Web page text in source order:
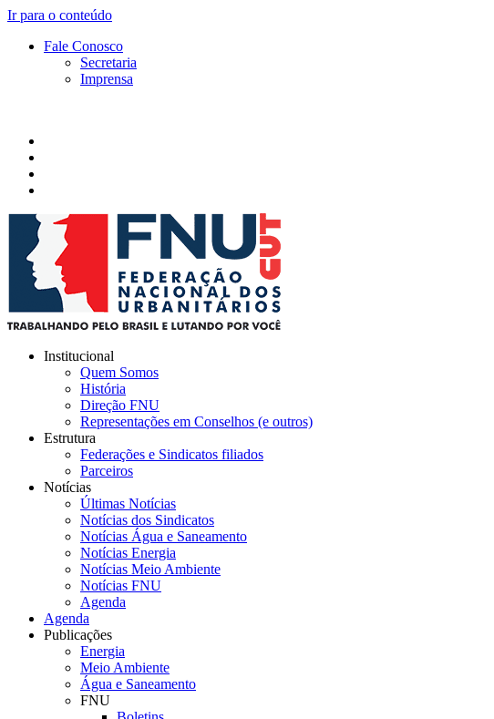
Ir para o conteúdo
Fale Conosco
Secretaria
Imprensa
Institucional
Quem Somos
História
Direção FNU
Representações em Conselhos (e outros)
Estrutura
Federações e Sindicatos filiados
Parceiros
Notícias
Últimas Notícias
Notícias dos Sindicatos
Notícias Água e Saneamento
Notícias Energia
Notícias Meio Ambiente
Notícias FNU
Agenda
Agenda
Publicações
Energia
Meio Ambiente
Água e Saneamento
FNU